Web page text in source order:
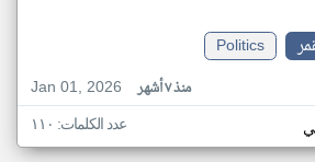
Politics
Jan 01, 2026
منذ ٧ أشهر
عدد الكلمات: ١١٠